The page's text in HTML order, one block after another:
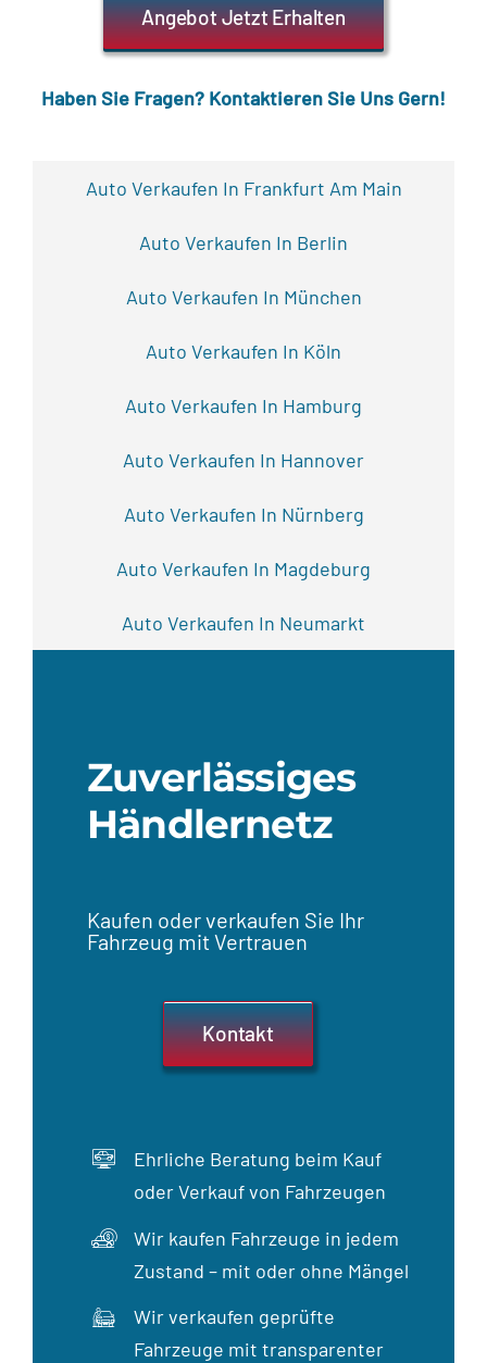
Angebot Jetzt Erhalten
Haben Sie Fragen? Kontaktieren Sie Uns Gern!
Auto Verkaufen In Frankfurt Am Main
Auto Verkaufen In Berlin
Auto Verkaufen In München
Auto Verkaufen In Köln
Auto Verkaufen In Hamburg
Auto Verkaufen In Hannover
Auto Verkaufen In Nürnberg
Auto Verkaufen In Magdeburg
Auto Verkaufen In Neumarkt
Zuverlässiges
Händlernetz
Kaufen oder verkaufen Sie Ihr
Fahrzeug mit Vertrauen
Kontakt
Ehrliche Beratung beim Kauf
oder Verkauf von Fahrzeugen
Wir kaufen Fahrzeuge in jedem
Zustand – mit oder ohne Mängel
Wir verkaufen geprüfte
Fahrzeuge mit transparenter